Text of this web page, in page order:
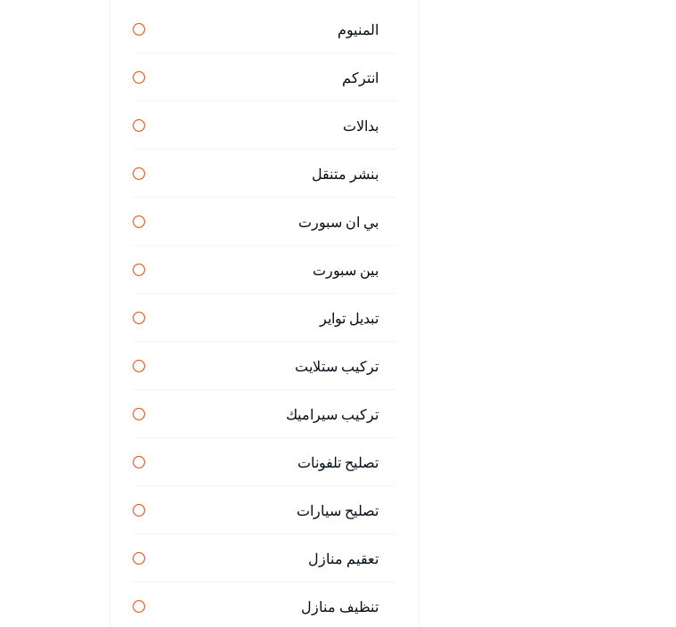
المنيوم
انتركم
بدالات
بنشر متنقل
بي ان سبورت
بين سبورت
تبديل تواير
تركيب ستلايت
تركيب سيراميك
تصليح تلفونات
تصليح سيارات
تعقيم منازل
تنظيف منازل